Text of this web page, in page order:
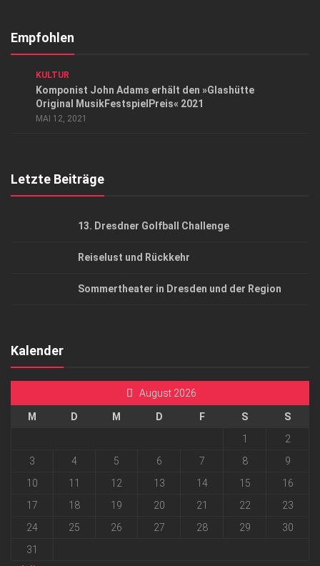
Kontakt, Impressum
Top Gesundheitsforum Dresden / Ostsachsen
Empfohlen
KULTUR
Komponist John Adams erhält den »Glashütte
Original MusikFestspielPreis« 2021
MAI 12, 2021
Letzte Beiträge
13. Dresdner Golfball Challenge
Reiselust und Rückkehr
Sommertheater in Dresden und der Region
Kalender
August 2026
M D M D F S
S
1
2
3
4 5 6 7 8
9
10
11 12 13 14 15
16
17
18 19 20 21 22
23
24
25 26 27 28 29
30
31